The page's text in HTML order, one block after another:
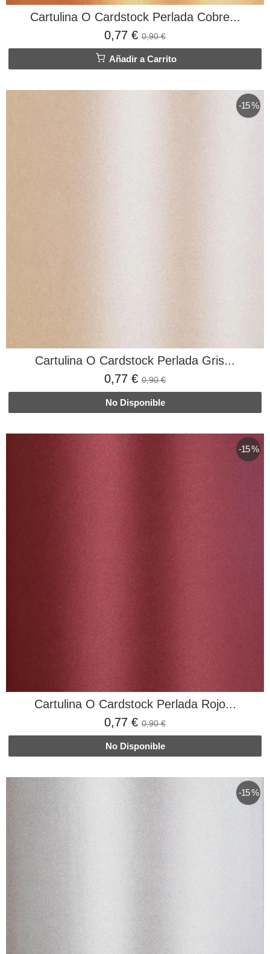
Cartulina O Cardstock Perlada Cobre...
0,77 € 0,90 €
Añadir a Carrito
-15 %
Cartulina O Cardstock Perlada Gris...
0,77 € 0,90 €
No Disponible
-15 %
Cartulina O Cardstock Perlada Rojo...
0,77 € 0,90 €
No Disponible
-15 %